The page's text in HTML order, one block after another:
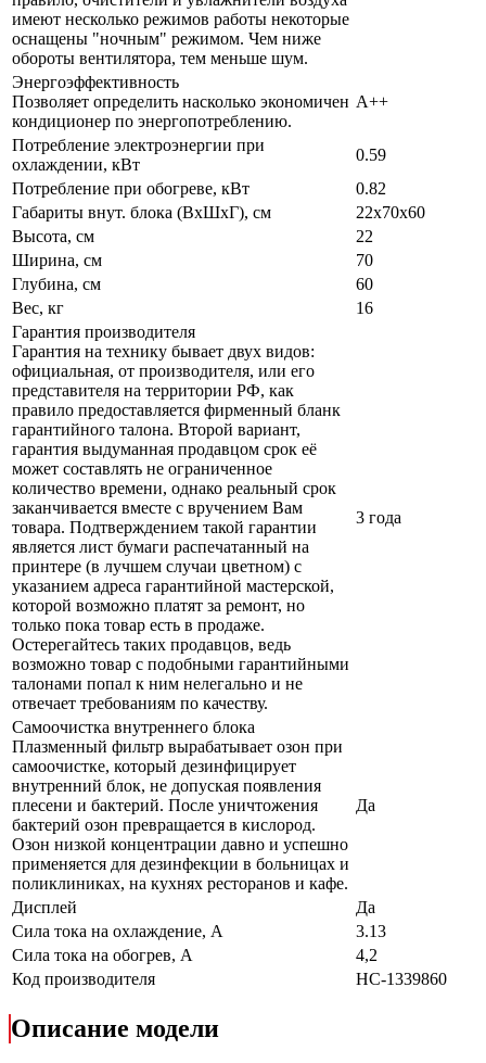
имеют несколько режимов работы некоторые
оснащены "ночным" режимом. Чем ниже
обороты вентилятора, тем меньше шум.
Энергоэффективность
Позволяет определить насколько экономичен
кондиционер по энергопотреблению.
A++
Потребление электроэнергии при
охлаждении, кВт
0.59
Потребление при обогреве, кВт
0.82
Габариты внут. блока (ВхШхГ), см
22х70х60
Высота, см
22
Ширина, см
70
Глубина, см
60
Вес, кг
16
Гарантия производителя
Гарантия на технику бывает двух видов:
официальная, от производителя, или его
представителя на территории РФ, как
правило предоставляется фирменный бланк
гарантийного талона. Второй вариант,
гарантия выдуманная продавцом срок её
может составлять не ограниченное
количество времени, однако реальный срок
заканчивается вместе с вручением Вам
товара. Подтверждением такой гарантии
является лист бумаги распечатанный на
принтере (в лучшем случаи цветном) с
указанием адреса гарантийной мастерской,
которой возможно платят за ремонт, но
только пока товар есть в продаже.
Остерегайтесь таких продавцов, ведь
возможно товар с подобными гарантийными
талонами попал к ним нелегально и не
отвечает требованиям по качеству.
3 года
Самоочистка внутреннего блока
Плазменный фильтр вырабатывает озон при
самоочистке, который дезинфицирует
внутренний блок, не допуская появления
плесени и бактерий. После уничтожения
бактерий озон превращается в кислород.
Озон низкой концентрации давно и успешно
применяется для дезинфекции в больницах и
поликлиниках, на кухнях ресторанов и кафе.
Да
Дисплей
Да
Сила тока на охлаждение, А
3.13
Сила тока на обогрев, А
4,2
Код производителя
НС-1339860
Описание модели